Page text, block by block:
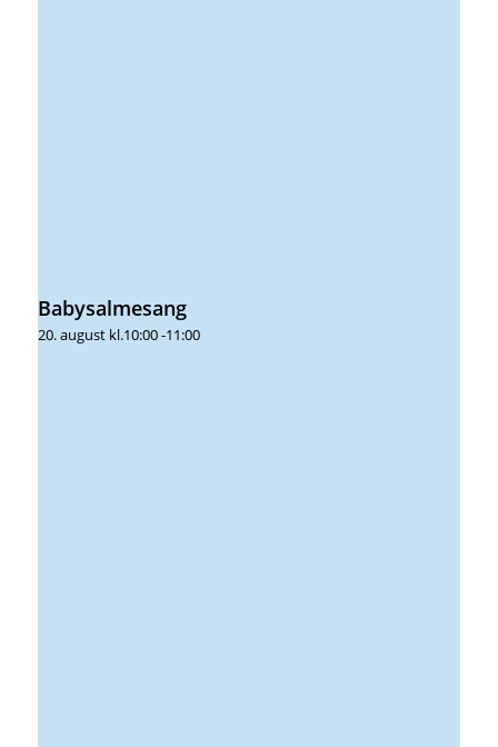
Babysalmesang
20. august kl.10:00-11:00